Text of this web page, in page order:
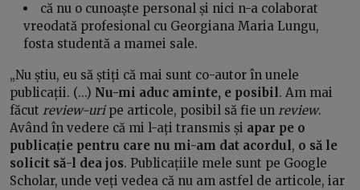
că nu o cunoaște personal și nici n-a colaborat
vreodată profesional cu Georgiana Maria Lungu,
fosta studentă a mamei sale.
„Nu știu, eu să știți că mai sunt co-autor în unele
publicații. (...) Nu-mi aduc aminte, e posibil. Am mai
făcut review-uripe articole, posibil să fie un review.
Având în vedere că mi l-ați transmis și apar pe o
publicație pentru care nu mi-am dat acordul, o să le
solicit să-l dea jos. Publicațiile mele sunt pe Google
Scholar, unde veți vedea că nu am astfel de articole, iar